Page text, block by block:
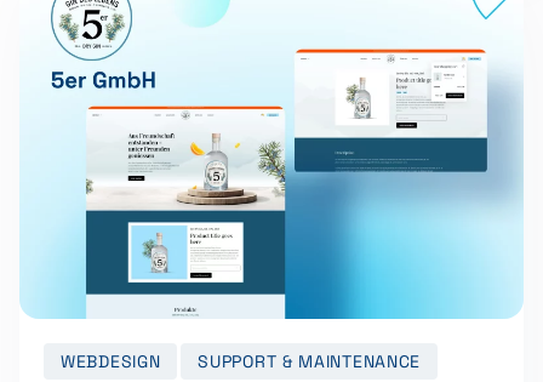
WEBDESIGN SUPPORT & MAINTENANCE